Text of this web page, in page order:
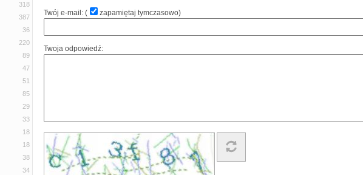
318
387
36
220
89
47
51
85
29
33
18
18
38
34
Twój e-mail: ( zapamiętaj tymczasowo)
Twoja odpowiedź: